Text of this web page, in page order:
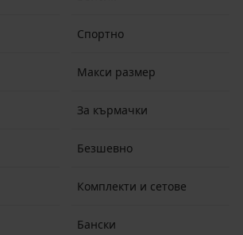
Спортно
Макси размер
За кърмачки
Безшевно
Комплекти и сетове
Бански